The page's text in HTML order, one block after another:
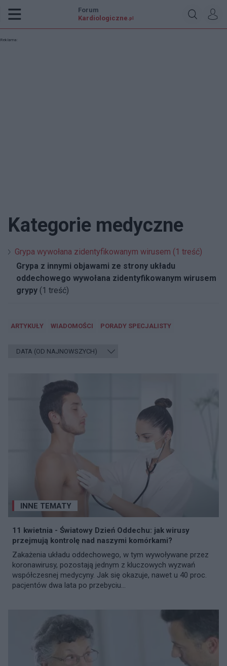
Forum
Kardiologiczne .pl
Reklama:
Kategorie medyczne
Grypa wywołana zidentyfikowanym wirusem (1 treść)
Grypa z innymi objawami ze strony układu
oddechowego wywołana zidentyfikowanym wirusem
grypy (1 treść)
ARTYKUŁY WIADOMOŚCI PORADY SPECJALISTY
INNE TEMATY
11 kwietnia - Światowy Dzień Oddechu: jak wirusy
przejmują kontrolę nad naszymi komórkami?
Zakażenia układu oddechowego, w tym wywoływane przez
koronawirusy, pozostają jednym z kluczowych wyzwań
współczesnej medycyny. Jak się okazuje, nawet u 40 proc.
pacjentów dwa lata po przebyciu...